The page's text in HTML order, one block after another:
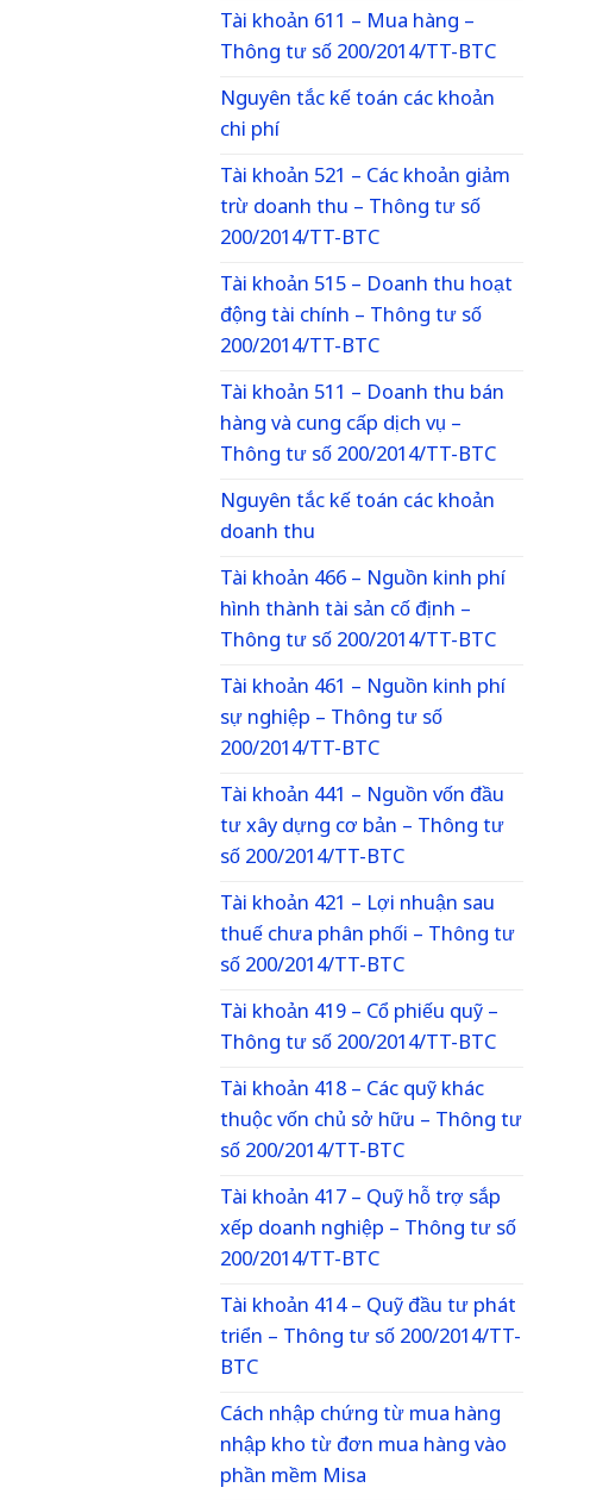
Tài khoản 611 – Mua hàng –
Thông tư số 200/2014/TT-BTC
Nguyên tắc kế toán các khoản
chi phí
Tài khoản 521 – Các khoản giảm
trừ doanh thu – Thông tư số
200/2014/TT-BTC
Tài khoản 515 – Doanh thu hoạt
động tài chính – Thông tư số
200/2014/TT-BTC
Tài khoản 511 – Doanh thu bán
hàng và cung cấp dịch vụ –
Thông tư số 200/2014/TT-BTC
Nguyên tắc kế toán các khoản
doanh thu
Tài khoản 466 – Nguồn kinh phí
hình thành tài sản cố định –
Thông tư số 200/2014/TT-BTC
Tài khoản 461 – Nguồn kinh phí
sự nghiệp – Thông tư số
200/2014/TT-BTC
Tài khoản 441 – Nguồn vốn đầu
tư xây dựng cơ bản – Thông tư
số 200/2014/TT-BTC
Tài khoản 421 – Lợi nhuận sau
thuế chưa phân phối – Thông tư
số 200/2014/TT-BTC
Tài khoản 419 – Cổ phiếu quỹ –
Thông tư số 200/2014/TT-BTC
Tài khoản 418 – Các quỹ khác
thuộc vốn chủ sở hữu – Thông tư
số 200/2014/TT-BTC
Tài khoản 417 – Quỹ hỗ trợ sắp
xếp doanh nghiệp – Thông tư số
200/2014/TT-BTC
Tài khoản 414 – Quỹ đầu tư phát
triển – Thông tư số 200/2014/TT-
BTC
Cách nhập chứng từ mua hàng
nhập kho từ đơn mua hàng vào
phần mềm Misa